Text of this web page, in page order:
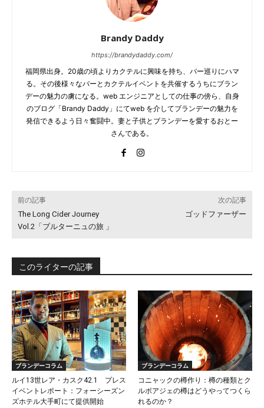
Brandy Daddy
https://brandydaddy.com/
福岡県出身。20歳の頃よりカクテルに興味を持ち、バー巡りにハマ
る。その後様々なバーとカクテルイベントを共催するうちにブラン
デーの魅力の虜になる。web エンジニアとしての仕事の傍ら、自身
のブログ「Brandy Daddy」にてweb を介してブランデーの魅力を
発信できるよう日々奮闘中。妻と子供とブランデーを愛するおとー
さんである。
前の記事
The Long Cider Journey
Vol.2「ブルターニュの旅 」
次の記事
ゴッドファーザー
このライターの記事
ブランデーコラム
ルイ13世レア・カスク42.1 プレス
イベントレポート：フォーシーズン
ズホテル大手町にて提供開始
ブランデーコラム
コニャックの樽作り：樽の種類とク
ルボアジェの樽はどうやってつくら
れるのか？